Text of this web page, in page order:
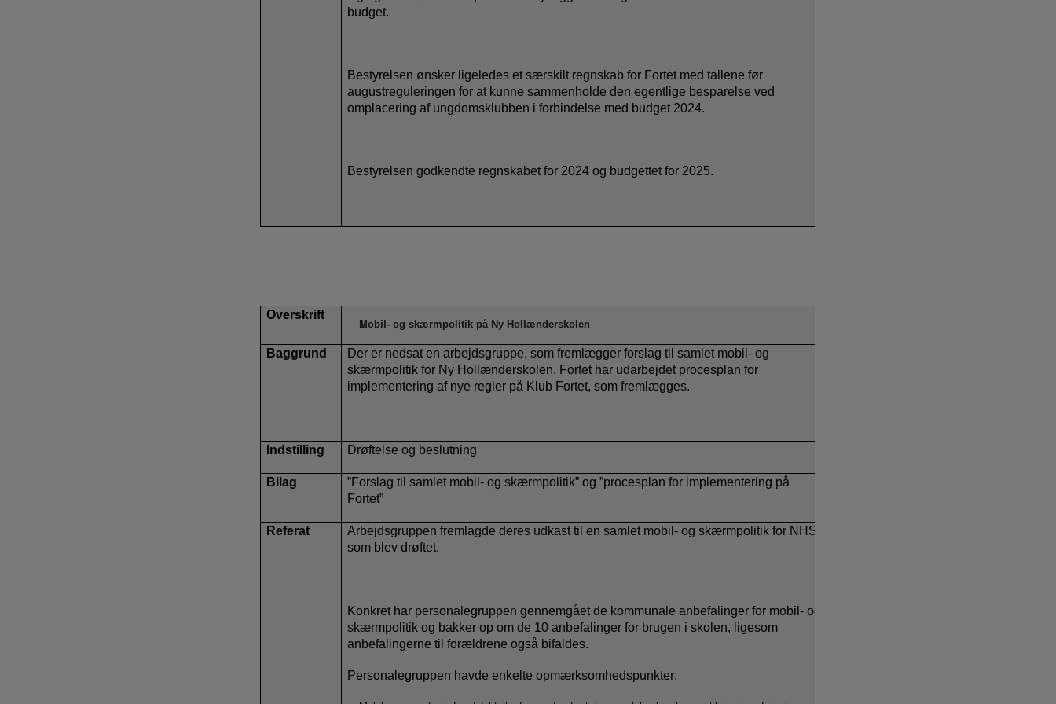
budget.
Bestyrelsen ønsker ligeledes et særskilt regnskab for Fortet med tallene før
augustreguleringen for at kunne sammenholde den egentlige besparelse ved
omplacering af ungdomsklubben i forbindelse med budget 2024.
Bestyrelsen godkendte regnskabet for 2024 og budgettet for 2025.
Overskrift
Mobil- og skærmpolitik på Ny Hollænderskolen
Baggrund
Der er nedsat en arbejdsgruppe, som fremlægger forslag til samlet mobil- og
skærmpolitik for Ny Hollænderskolen. Fortet har udarbejdet procesplan for
implementering af nye regler på Klub Fortet, som fremlægges.
Indstilling Drøftelse og beslutning
Bilag
”Forslag til samlet mobil- og skærmpolitik” og ”procesplan for implementering på
Fortet”
Referat
Arbejdsgruppen fremlagde deres udkast til en samlet mobil- og skærmpolitik for NHS,
som blev drøftet.
Konkret har personalegruppen gennemgået de kommunale anbefalinger for mobil- og
skærmpolitik og bakker op om de 10 anbefalinger for brugen i skolen, ligesom
anbefalingerne til forældrene også bifaldes.
Personalegruppen havde enkelte opmærksomhedspunkter: